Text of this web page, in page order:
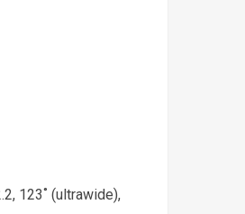
123˚ (ultrawide),